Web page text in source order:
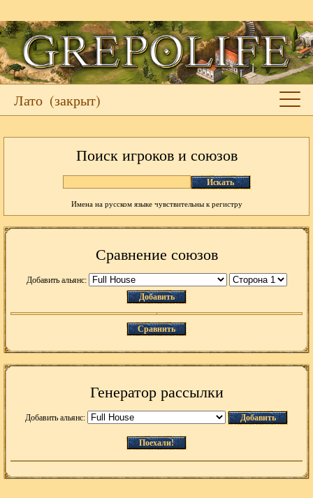
Лато (закрыт)
Поиск игроков и союзов
Искать
Имена на русском языке чувствительны к регистру
Сравнение союзов
Добавить альянс:
Добавить
Сравнить
Генератор рассылки
Добавить альянс: Добавить
Поехали!